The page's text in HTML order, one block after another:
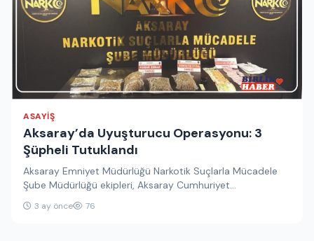
ASAYIŞ
Aksaray’da Uyuşturucu Operasyonu: 3
Şüpheli Tutuklandı
Aksaray Emniyet Müdürlüğü Narkotik Suçlarla Mücadele
Şube Müdürlüğü ekipleri, Aksaray Cumhuriyet
Başsavcılığı’nın talimatı doğrultusunda yürüttüğü
çalışmalar kapsamında önemli…
3 ay önce 76